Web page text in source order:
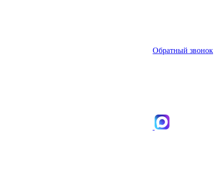
Обратный звонок